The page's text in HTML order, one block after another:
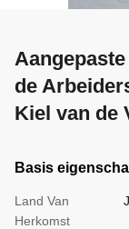
de
Kiel van de
Basis
Land Van
Herkomst